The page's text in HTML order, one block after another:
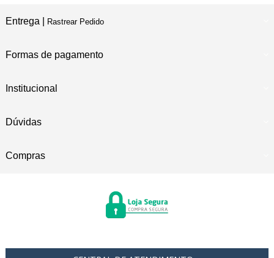
Entrega | Rastrear Pedido
Formas de pagamento
Institucional
Dúvidas
Compras